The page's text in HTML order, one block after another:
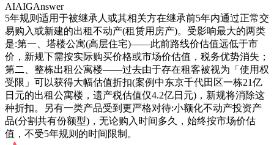
AIAIGAnswer
5年规则适用于被继承人或其相关方在继承前5年内通过正常交
易购入或新建的出租不动产(租赁用房产)。受影响最大的两类
是:第一、塔楼公寓(高层住宅)——此前路线价估值远低于市
价，新规下需按实际购买价格或市场价估值，税务优势消失；
第二、整栋出租公寓楼——过去由于存在租客被视为「使用权
受限」可以获得大幅估值折扣(案例中东京千代田区一栋21亿
日元的出租公寓楼，遗产税估值仅4.2亿日元)，新规将消除这
种折扣。另有一类产品受到更严格对待:小额化不动产投资产
品(分割共有份额型)，无论购入时间多久，始终按市场价估
值，不受5年规则的时间限制。